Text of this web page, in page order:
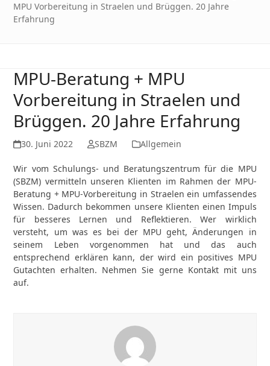
MPU Vorbereitung in Straelen und Brüggen. 20 Jahre
Erfahrung
MPU-Beratung + MPU
Vorbereitung in Straelen und
Brüggen. 20 Jahre Erfahrung
30. Juni 2022 SBZM Allgemein
Wir vom Schulungs- und Beratungszentrum für die MPU
(SBZM) vermitteln unseren Klienten im Rahmen der MPU-
Beratung + MPU-Vorbereitung in Straelen ein umfassendes
Wissen. Dadurch bekommen unsere Klienten einen Impuls
für besseres Lernen und Reflektieren. Wer wirklich
versteht, um was es bei der MPU geht, Änderungen in
seinem Leben vorgenommen hat und das auch
entsprechend erklären kann, der wird ein positives MPU
Gutachten erhalten. Nehmen Sie gerne Kontakt mit uns
auf.